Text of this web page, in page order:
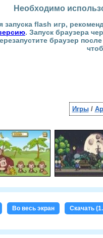
Необходимо
запуска flash игр,
. Запуск браузера
браузер
Игры/
Во весь экран Скачать